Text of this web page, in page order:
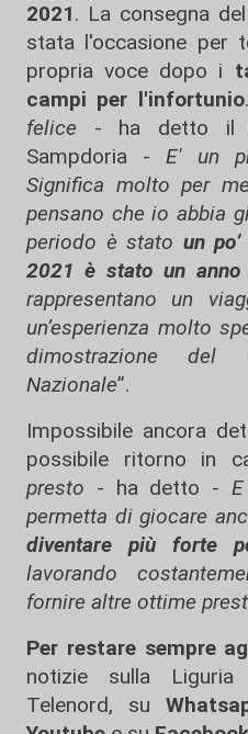
2021. La consegna
stata l'occasione per
propria voce dopo i
campi per l'infortunio
felice - ha detto il
Sampdoria -E' un
Significa molto per
pensano che io abbia
periodo è stato un
2021 è stato un anno
rappresentano un
un’esperienza molto
dimostrazione del
Nazionale”.
Impossibile ancora
possibile ritorno in
presto - ha detto -
permetta di giocare
diventare più forte
lavorando
fornire altre ottime
Per restare sempre
notizie sulla
Telenord, su